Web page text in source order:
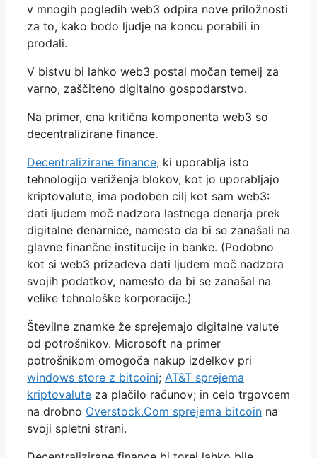
v mnogih pogledih web3 odpira nove priložnosti
za to, kako bodo ljudje na koncu porabili in
prodali.
V bistvu bi lahko web3 postal močan temelj za
varno, zaščiteno digitalno gospodarstvo.
Na primer, ena kritična komponenta web3 so
decentralizirane finance.
Decentralizirane finance, ki uporablja isto
tehnologijo veriženja blokov, kot jo uporabljajo
kriptovalute, ima podoben cilj kot sam web3:
dati ljudem moč nadzora lastnega denarja prek
digitalne denarnice, namesto da bi se zanašali na
glavne finančne institucije in banke. (Podobno
kot si web3 prizadeva dati ljudem moč nadzora
svojih podatkov, namesto da bi se zanašal na
velike tehnološke korporacije.)
Številne znamke že sprejemajo digitalne valute
od potrošnikov. Microsoft na primer
potrošnikom omogoča nakup izdelkov pri
windows store z bitcoini; AT&T sprejema
kriptovalute za plačilo računov; in celo trgovcem
na drobno Overstock.Com sprejema bitcoin na
svoji spletni strani.